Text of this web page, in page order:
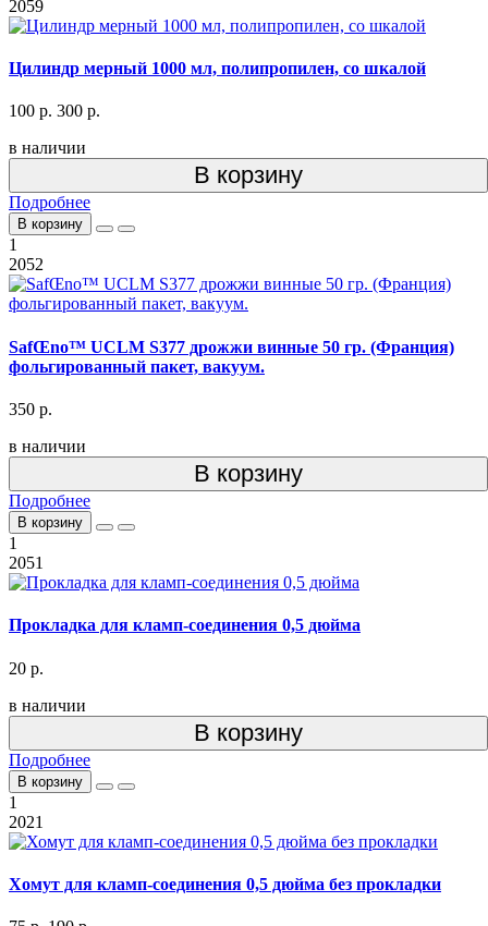
2059
Цилиндр мерный 1000 мл, полипропилен, со шкалой
100 р. 300 р.
в наличии
В корзину
Подробнее
В корзину
1
2052
SafŒno™ UCLM S377 дрожжи винные 50 гр. (Франция)
фольгированный пакет, вакуум.
350 р.
в наличии
В корзину
Подробнее
В корзину
1
2051
Прокладка для кламп-соединения 0,5 дюйма
20 р.
в наличии
В корзину
Подробнее
В корзину
1
2021
Хомут для кламп-соединения 0,5 дюйма без прокладки